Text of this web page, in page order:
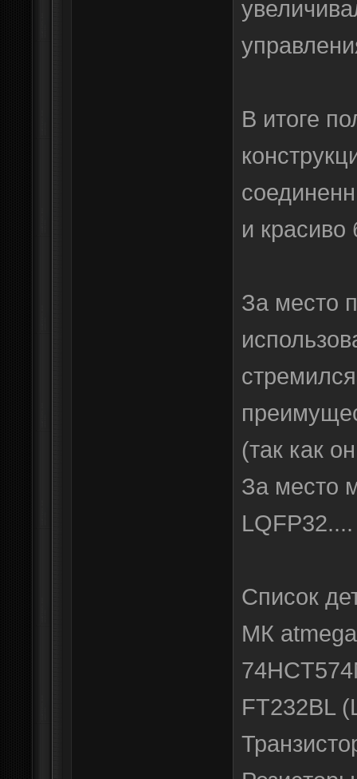
В итоге
и красиво
За место
(так как
За место
Список
МК
FT232BL